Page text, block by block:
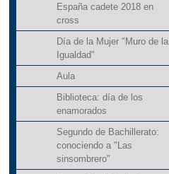
España cadete 2018 en
cross
Día de la Mujer "Muro de la
Igualdad"
Aula
Biblioteca: día de los
enamorados
Segundo de Bachillerato:
conociendo a "Las
sinsombrero"